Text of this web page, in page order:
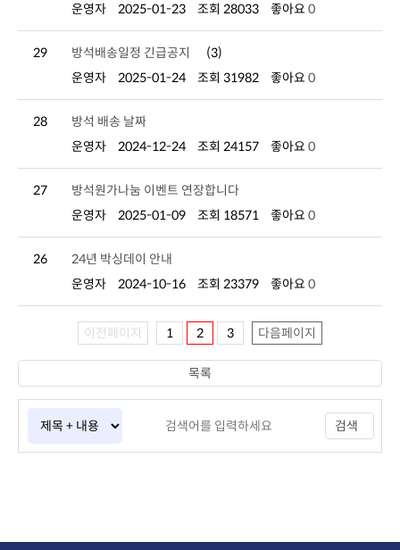
운영자
2025-01-23 조회 28033 좋아요 0
29 방석배송일정 긴급공지
(3)
운영자
2025-01-24 조회 31982 좋아요 0
28
방석 배송 날짜
운영자
2024-12-24 조회 24157 좋아요 0
27
방석원가나눔 이벤트 연장합니다
운영자
2025-01-09 조회 18571 좋아요 0
26
24년 박싱데이 안내
운영자
2024-10-16 조회 23379 좋아요 0
이전페이지 1 2 3 다음페이지
검색
목록